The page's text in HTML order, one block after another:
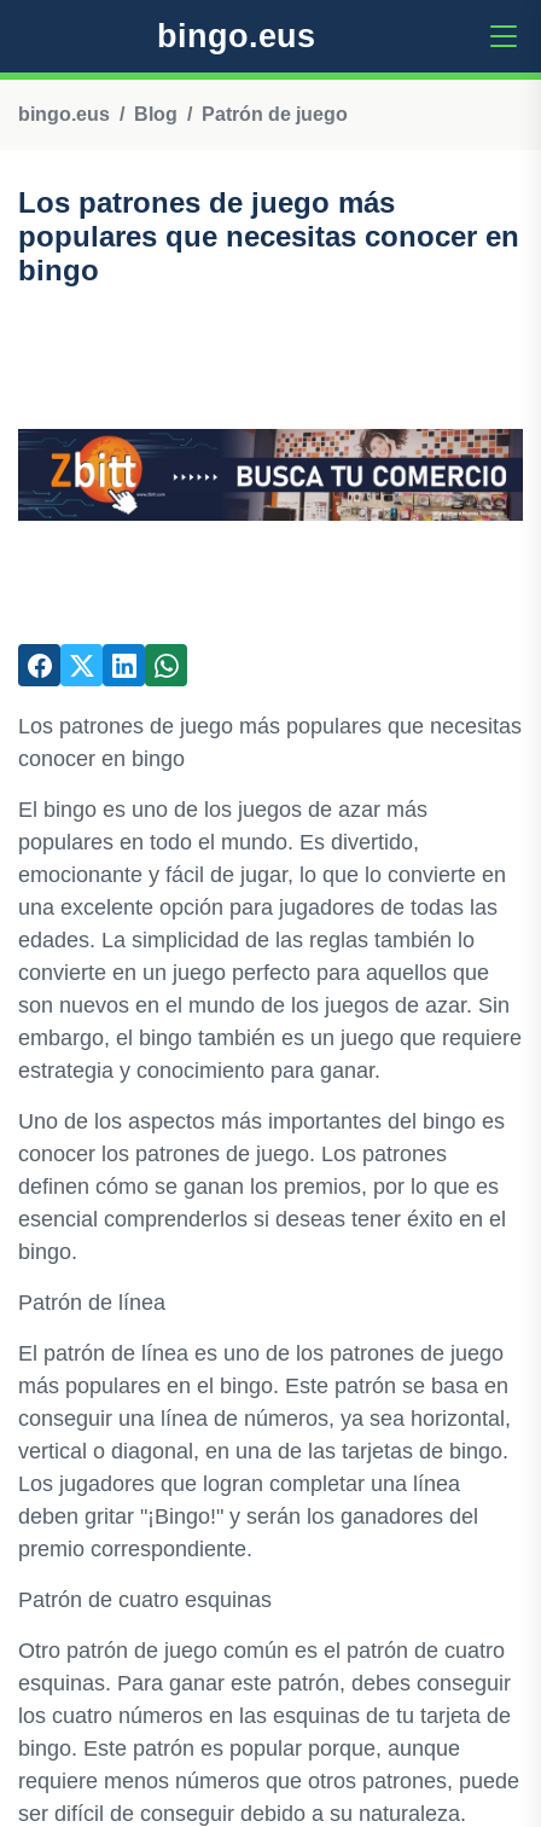
bingo.eus
bingo.eus Blog Patrón de juego
Los patrones de juego más
populares que necesitas conocer en
bingo
Los patrones de juego más populares que necesitas
conocer en bingo
El bingo es uno de los juegos de azar más
populares en todo el mundo. Es divertido,
emocionante y fácil de jugar, lo que lo convierte en
una excelente opción para jugadores de todas las
edades. La simplicidad de las reglas también lo
convierte en un juego perfecto para aquellos que
son nuevos en el mundo de los juegos de azar. Sin
embargo, el bingo también es un juego que requiere
estrategia y conocimiento para ganar.
Uno de los aspectos más importantes del bingo es
conocer los patrones de juego. Los patrones
definen cómo se ganan los premios, por lo que es
esencial comprenderlos si deseas tener éxito en el
bingo.
Patrón de línea
El patrón de línea es uno de los patrones de juego
más populares en el bingo. Este patrón se basa en
conseguir una línea de números, ya sea horizontal,
vertical o diagonal, en una de las tarjetas de bingo.
Los jugadores que logran completar una línea
deben gritar "¡Bingo!" y serán los ganadores del
premio correspondiente.
Patrón de cuatro esquinas
Otro patrón de juego común es el patrón de cuatro
esquinas. Para ganar este patrón, debes conseguir
los cuatro números en las esquinas de tu tarjeta de
bingo. Este patrón es popular porque, aunque
requiere menos números que otros patrones, puede
ser difícil de conseguir debido a su naturaleza.